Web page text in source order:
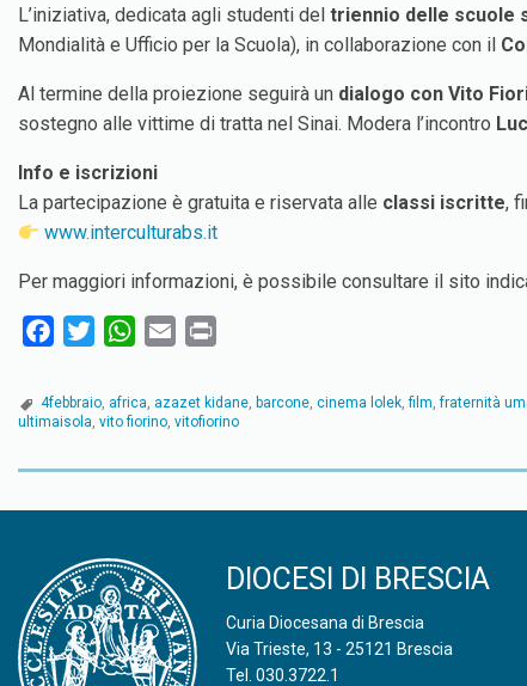
L’iniziativa, dedicata agli studenti del triennio delle scuole
Mondialità e Ufficio per la Scuola), in collaborazione con il
Al termine della proiezione seguirà un dialogo con Vito
sostegno alle vittime di tratta nel Sinai. Modera l’incontro
Info e iscrizioni
La partecipazione è gratuita e riservata alle classi iscritte,
www.interculturabs.it
Per maggiori informazioni, è possibile consultare il sito
c
e
o
t
r
W
t
p
i
i
n
4febbraio, africa, azazet kidane, barcone, cinema lolek,film,fraternità
ultimaisola, vito fiorino, vitofiorino
s
t
DIOCESI DI BRESCIA
Curia Diocesana di Brescia
Via Trieste, 13 - 25121 Brescia
Tel. 030.3722.1